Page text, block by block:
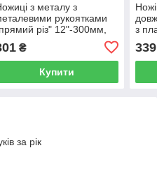
з металу з
рукоятками
різ" 12"-300мм,
на пластиковому тримачі
F-6981A300
₴
Купити
з
за рік